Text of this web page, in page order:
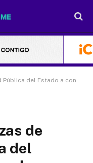
los agredió a tiros sobre la carretera Tarandacuao-Jerécuaro
de
del